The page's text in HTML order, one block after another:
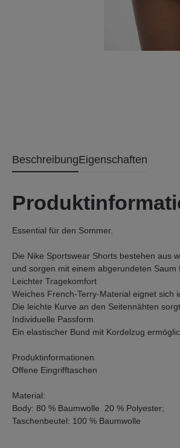
BeschreibungEigenschaften
Essential für den Sommer.
Die Nike Sportswear Shorts bestehen aus
und sorgen mit einem abgerundeten Saum
Leichter Tragekomfort
Weiches French-Terry-Material eignet sich
Die leichte Kurve an den Seitennähten
Individuelle Passform
Ein elastischer Bund mit Kordelzug
Produktinformationen
Offene Eingrifftaschen
Material:
Body: 80 % Baumwolle 20 % Polyester;
Taschenbeutel: 100 % Baumwolle